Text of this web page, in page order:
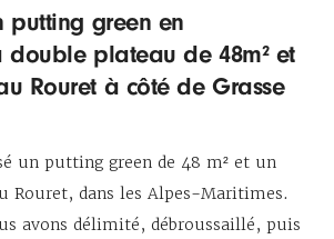
putting green en
double plateau de 48m² et
Rouret à côté de Grasse
un putting green de 48 m² et un
Rouret, dans les Alpes-Maritimes.
avons délimité, débroussaillé, puis